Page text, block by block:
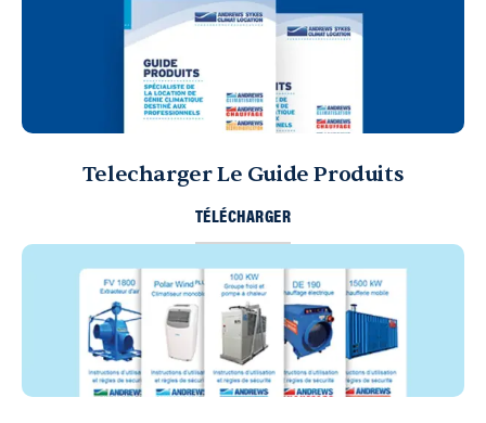
Telecharger Le Guide Produits
TÉLÉCHARGER